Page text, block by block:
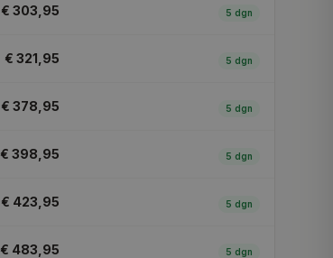
€ 303,95 5 dgn
€ 321,95 5 dgn
€ 378,95 5 dgn
€ 398,95 5 dgn
€ 423,95 5 dgn
€ 483,95 5 dgn